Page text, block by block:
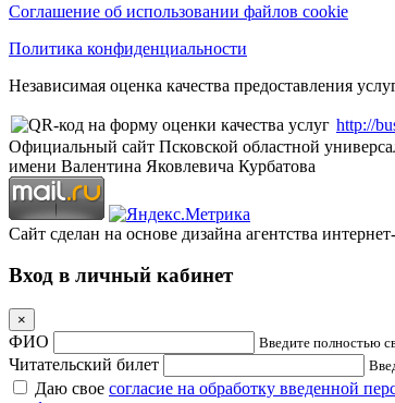
Соглашение об использовании файлов cookie
Политика конфиденциальности
Независимая оценка качества предоставления
http://
Официальный сайт Псковской областной
имени Валентина Яковлевича Курбатова
Сайт сделан на основе дизайна агентства
Вход в личный кабинет
×
ФИО Введите полностью
Читательский билет
Даю свое согласие на обработку введенной